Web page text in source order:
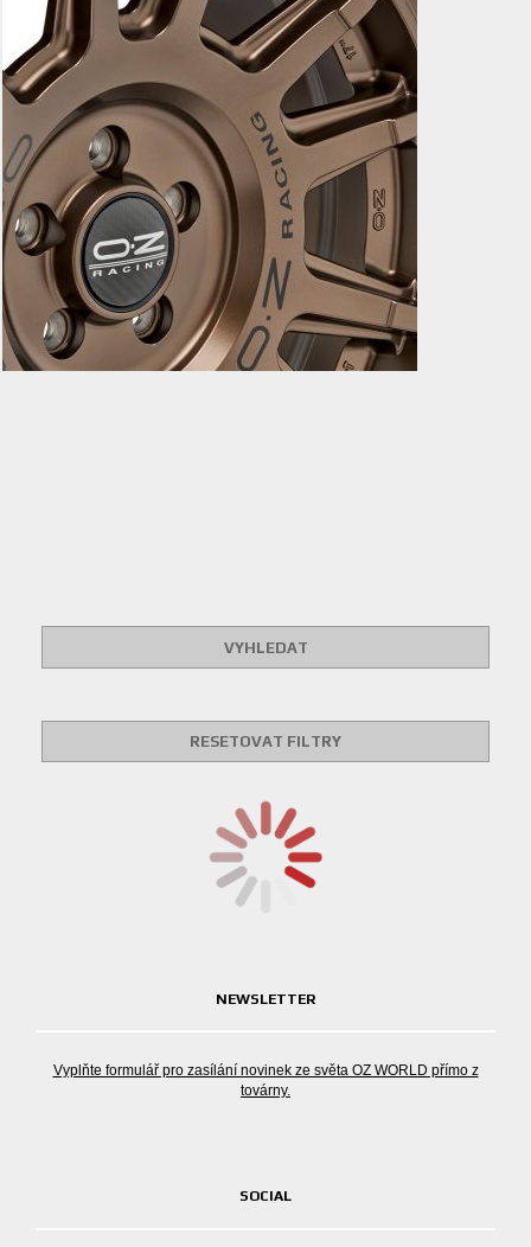
VYHLEDAT
RESETOVAT FILTRY
NEWSLETTER
Vyplňte formulář pro zasílání novinek ze světa OZ WORLD přímo z
továrny.
SOCIAL